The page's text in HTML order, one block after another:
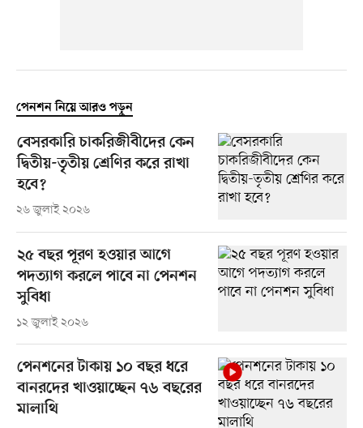
পেনশন নিয়ে আরও পড়ুন
বেসরকারি চাকরিজীবীদের কেন
দ্বিতীয়-তৃতীয় শ্রেণির করে রাখা
হবে?
২৬ জুলাই ২০২৬
২৫ বছর পূরণ হওয়ার আগে
পদত্যাগ করলে পাবে না পেনশন
সুবিধা
১২ জুলাই ২০২৬
পেনশনের টাকায় ১০ বছর ধরে
বানরদের খাওয়াচ্ছেন ৭৬ বছরের
মালাথি